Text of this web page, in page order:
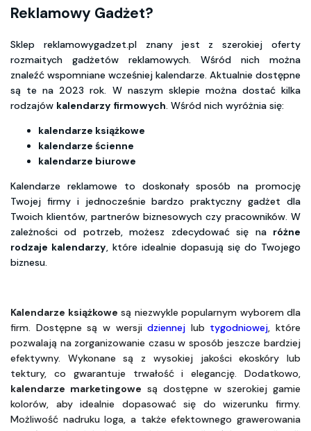
Reklamowy Gadżet?
Sklep reklamowygadzet.pl znany jest z szerokiej oferty
rozmaitych gadżetów reklamowych. Wśród nich można
znaleźć wspomniane wcześniej kalendarze. Aktualnie dostępne
są te na 2023 rok. W naszym sklepie można dostać kilka
rodzajów kalendarzy firmowych. Wśród nich wyróżnia się:
kalendarze książkowe
kalendarze ścienne
kalendarze biurowe
Kalendarze reklamowe to doskonały sposób na promocję
Twojej firmy i jednocześnie bardzo praktyczny gadżet dla
Twoich klientów, partnerów biznesowych czy pracowników. W
zależności od potrzeb, możesz zdecydować się na różne
rodzaje kalendarzy, które idealnie dopasują się do Twojego
biznesu.
Kalendarze książkowe są niezwykle popularnym wyborem dla
firm. Dostępne są w wersji dziennej lub tygodniowej, które
pozwalają na zorganizowanie czasu w sposób jeszcze bardziej
efektywny. Wykonane są z wysokiej jakości ekoskóry lub
kalendarze marketingowe są dostępne w szerokiej gamie
kolorów, aby idealnie dopasować się do wizerunku firmy.
Możliwość nadruku loga, a także efektownego grawerowania